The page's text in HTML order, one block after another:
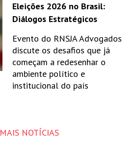
Eleições 2026 no Brasil:
Diálogos Estratégicos
Evento do RNSJA Advogados
discute os desafios que já
começam a redesenhar o
ambiente político e
institucional do país
MAIS NOTÍCIAS